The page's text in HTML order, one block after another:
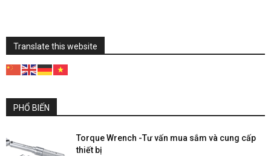
Translate this website
PHỔ BIẾN
Torque Wrench -Tư vấn mua sắm và cung cấp
thiết bị